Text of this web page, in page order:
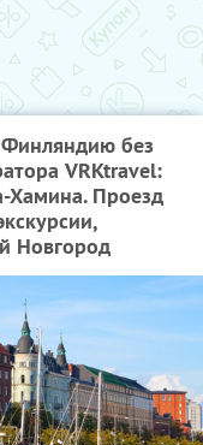
без
VRKtravel:
Хамина. Проезд
Новгород